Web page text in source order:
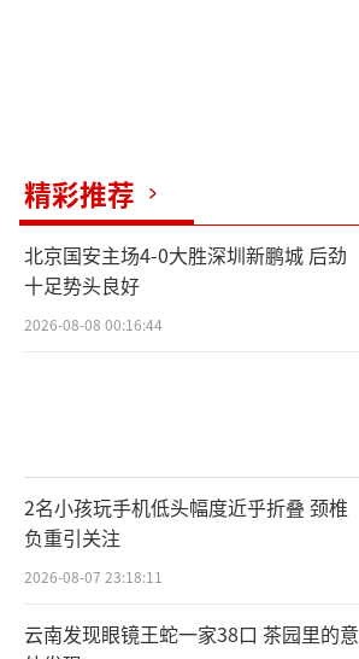
精彩推荐
北京国安主场4-0大胜深圳新鹏城 后劲
十足势头良好
2026-08-08 00:16:44
2名小孩玩手机低头幅度近乎折叠 颈椎
负重引关注
2026-08-07 23:18:11
云南发现眼镜王蛇一家38口 茶园里的意